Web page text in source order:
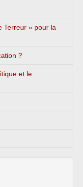
Terreur » pour la
?
et le